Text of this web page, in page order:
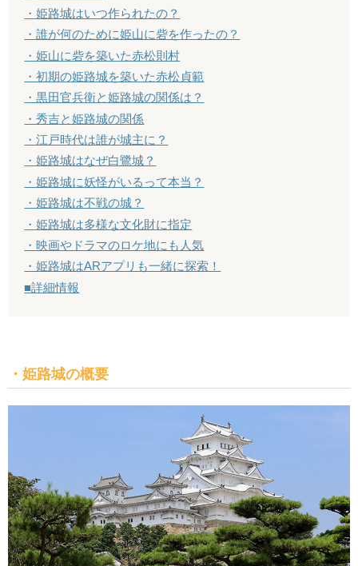
・姫路城はいつ作られたの？
・誰が何のために姫山に砦を作ったの？
・姫山に砦を築いた赤松則村
・初期の姫路城を築いた赤松貞範
・黒田官兵衛と姫路城の関係は？
・秀吉と姫路城の関係
・江戸時代は誰が城主に？
・姫路城はなぜ白鷺城？
・姫路城に妖怪がいるって本当？
・姫路城は不戦の城？
・姫路城は多様な文化財に指定
・映画やドラマのロケ地にも人気
・姫路城はARアプリも一緒に探索！
■詳細情報
・姫路城の概要